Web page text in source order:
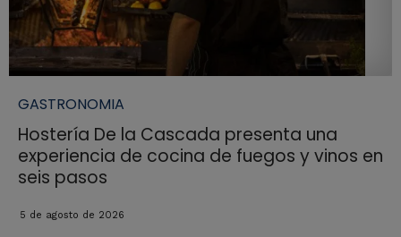
GASTRONOMIA
Hostería De la Cascada presenta una
experiencia de cocina de fuegos y vinos en
seis pasos
5 de agosto de 2026